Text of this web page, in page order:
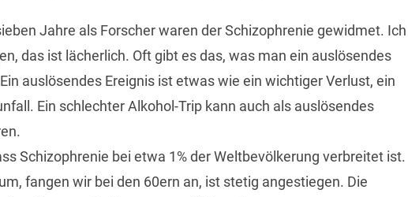
Jahre als Forscher waren der Schizophrenie gewidmet. Ich
das ist lächerlich. Oft gibt es das, was man ein auslösendes
auslösendes Ereignis ist etwas wie ein wichtiger Verlust, ein
Ein schlechter Alkohol-Trip kann auch als auslösendes
Schizophrenie bei etwa 1% der Weltbevölkerung verbreitet ist.
fangen wir bei den 60ern an, ist stetig angestiegen. Die